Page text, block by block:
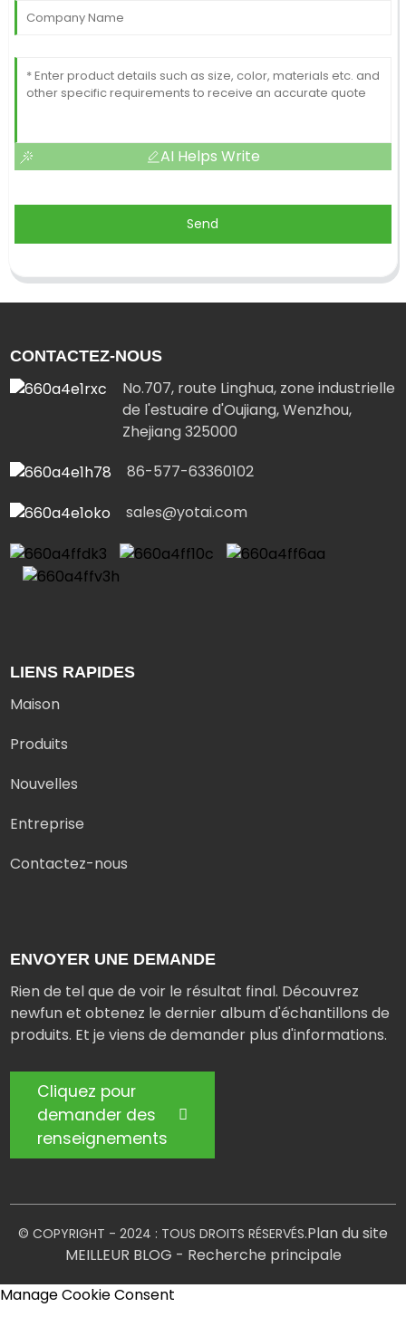
AI Helps Write
Send
CONTACTEZ-NOUS
No.707, route Linghua, zone industrielle
de l'estuaire d'Oujiang, Wenzhou,
Zhejiang 325000
86-577-63360102
sales@yotai.com
LIENS RAPIDES
Maison
Produits
Nouvelles
Entreprise
Contactez-nous
ENVOYER UNE DEMANDE
Rien de tel que de voir le résultat final. Découvrez
newfun et obtenez le dernier album d'échantillons de
produits. Et je viens de demander plus d'informations.
Cliquez pour
demander des
renseignements
© COPYRIGHT - 2024 : TOUS DROITS RÉSERVÉS.Plan du site
MEILLEUR BLOG - Recherche principale
Manage Cookie Consent